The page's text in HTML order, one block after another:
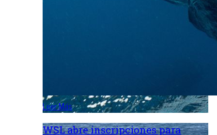
Leer Más
WSL abre inscripciones para